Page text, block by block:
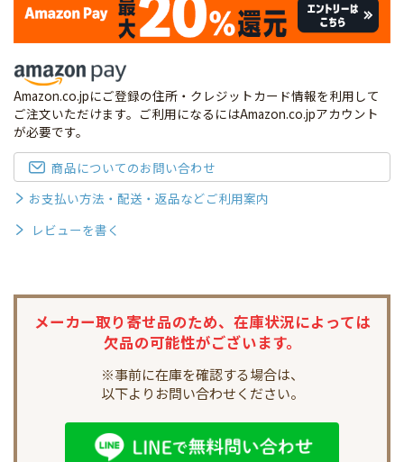
Amazon.co.jpにご登録の住所・クレジットカード情報を利用して
ご注文いただけます。ご利用になるにはAmazon.co.jpアカウント
が必要です。
商品についてのお問い合わせ
お支払い方法・配送・返品などご利用案内
レビューを書く
メーカー取り寄せ品のため、 在庫状況によっては
欠品の可能性がございます。
※事前に在庫を確認する場合は、
以下よりお問い合わせください。